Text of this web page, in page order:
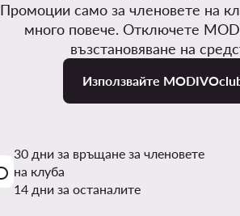
Промоции само за членовете на
много повече. Отключете
възстановяване на
Използвайте
30 дни за връщане за членовете
на клуба
14 дни за останалите